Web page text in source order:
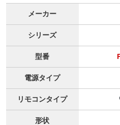
メーカー
シリーズ
型番
電源タイプ
リモコンタイプ
形状